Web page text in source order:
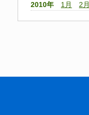
2010年
1月 2月